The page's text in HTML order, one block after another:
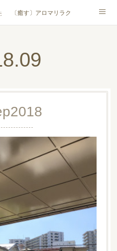
問合せ〔癒す〕アロマリラクゼーション
ップ
用アロマテラピー(全4回)
人／企業・団体)
.09
2018